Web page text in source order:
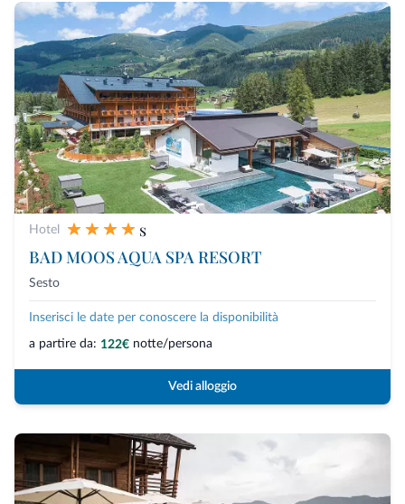
Hotel
s
BAD MOOS AQUA SPA RESORT
Sesto
Inserisci le date per conoscere la disponibilità
a partire da: 122€ notte/persona
Vedi alloggio